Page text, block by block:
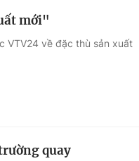
mới"
VTV24 về đặc thù sản xuất
quay